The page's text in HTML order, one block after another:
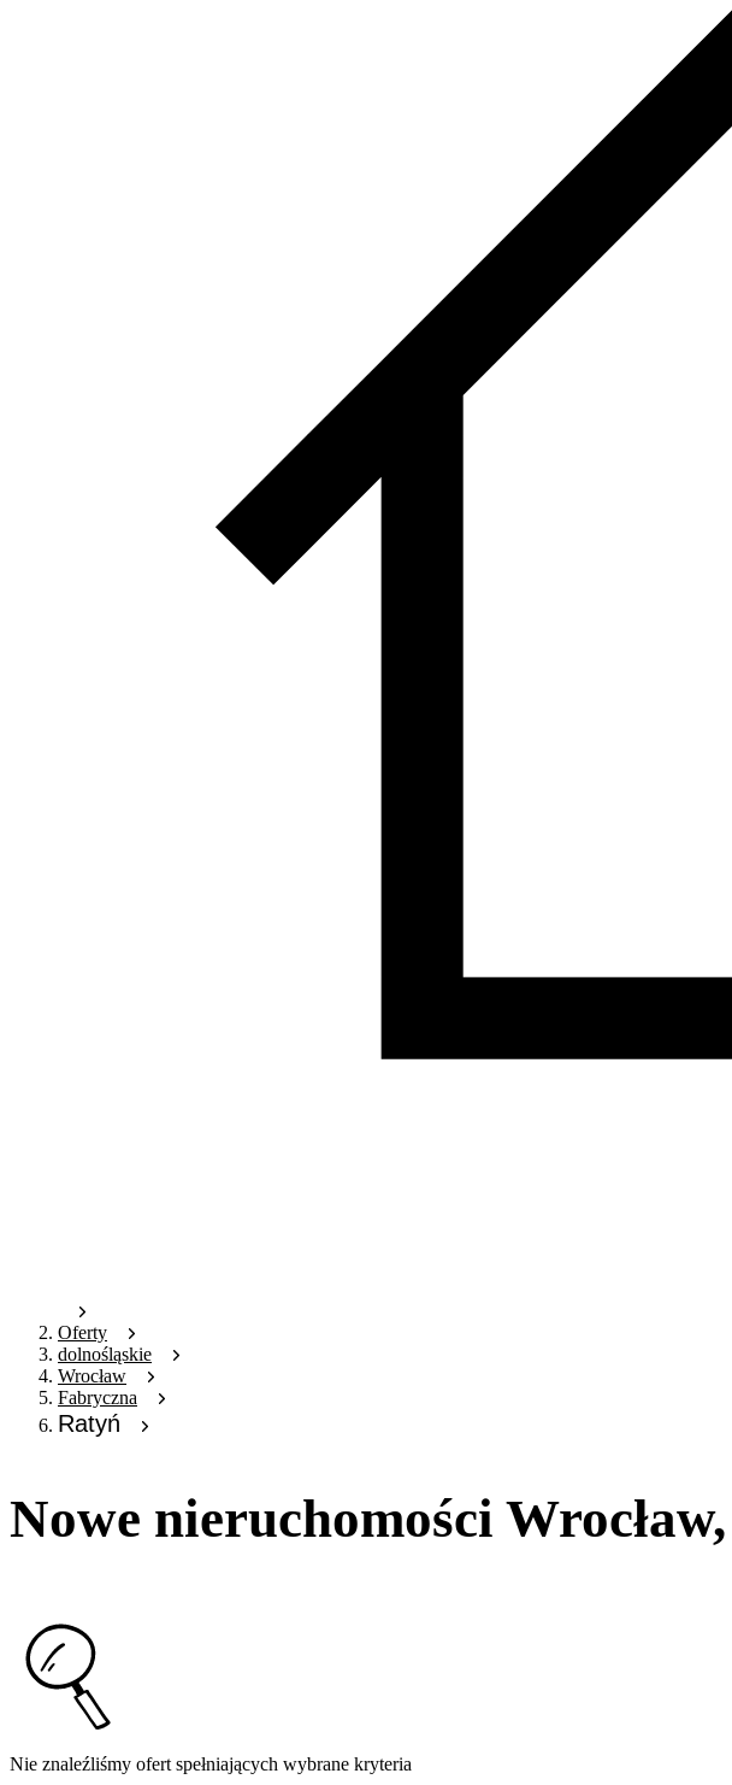
Oferty
dolnośląskie
Wrocław
Fabryczna
Ratyń
Nowe nieruchomości
Nie znaleźliśmy ofert spełniających wybrane kryteria